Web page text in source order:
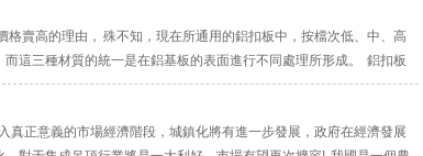
賣高的理由， 殊不知，現在所通用的鋁扣板中，按檔次低、中、高
這三種材質的統一是在鋁基板的表面進行不同處理所形成。 鋁扣板
度在0....
真正意義的市場經濟階段，城鎮化將有進一步發展，政府在經濟發展